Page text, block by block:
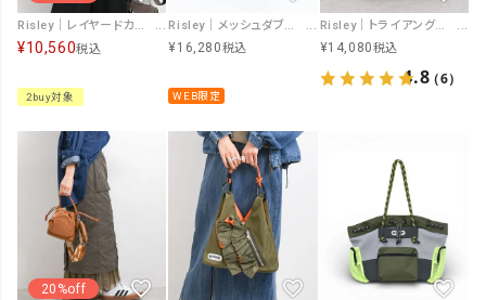
¥10,560税込
2buy対象
¥16,280税込
WEB限定
Risley｜トライアングルミニBAG [[R2601-TFB37]][F]
¥14,080税込
4.8（6）
20%off